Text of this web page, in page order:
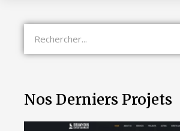
Nos Derniers Projets